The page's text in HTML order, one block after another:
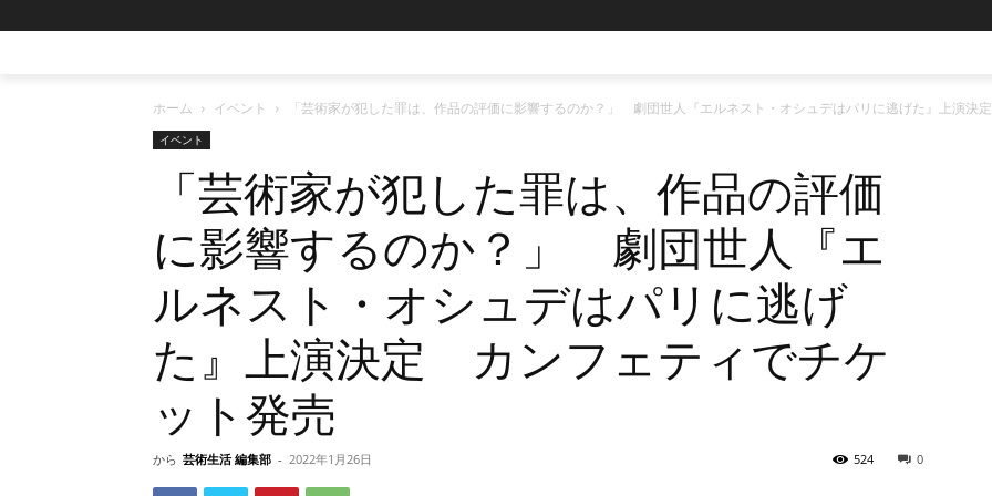
ホーム イベント 「芸術家が犯した罪は、作品の評価に影響するのか？」 劇団世人『エルネスト・オシュデはパリに逃げた』上演
イベント
「芸術家が犯した罪は、作品の評価
に影響するのか？」 劇団世人『エ
ルネスト・オシュデはパリに逃げ
た』上演決定 カンフェティでチケ
ット発売
から 芸術生活 編集部 - 2022年1月26日 0
524